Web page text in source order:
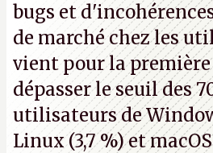
bugs et
de marché chez les
vient pour la première
dépasser le seuil des
utilisateurs de
Linux (3,7 %) et